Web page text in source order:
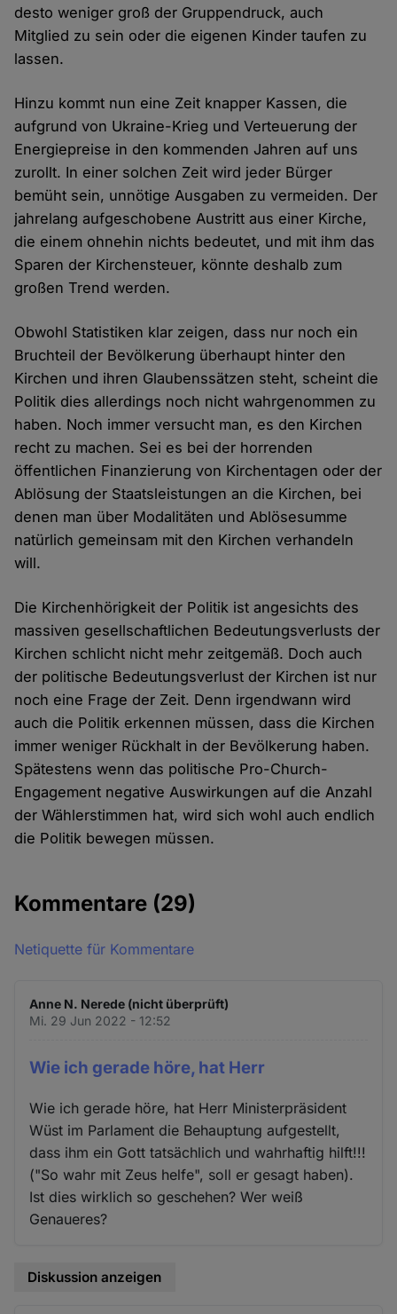
desto weniger groß der Gruppendruck, auch
Mitglied zu sein oder die eigenen Kinder taufen zu
lassen.
Hinzu kommt nun eine Zeit knapper Kassen, die
aufgrund von Ukraine-Krieg und Verteuerung der
Energiepreise in den kommenden Jahren auf uns
zurollt. In einer solchen Zeit wird jeder Bürger
bemüht sein, unnötige Ausgaben zu vermeiden. Der
jahrelang aufgeschobene Austritt aus einer Kirche,
die einem ohnehin nichts bedeutet, und mit ihm das
Sparen der Kirchensteuer, könnte deshalb zum
großen Trend werden.
Obwohl Statistiken klar zeigen, dass nur noch ein
Bruchteil der Bevölkerung überhaupt hinter den
Kirchen und ihren Glaubenssätzen steht, scheint die
Politik dies allerdings noch nicht wahrgenommen zu
haben. Noch immer versucht man, es den Kirchen
recht zu machen. Sei es bei der horrenden
öffentlichen Finanzierung von Kirchentagen oder der
Ablösung der Staatsleistungen an die Kirchen, bei
denen man über Modalitäten und Ablösesumme
natürlich gemeinsam mit den Kirchen verhandeln
will.
Die Kirchenhörigkeit der Politik ist angesichts des
massiven gesellschaftlichen Bedeutungsverlusts der
Kirchen schlicht nicht mehr zeitgemäß. Doch auch
der politische Bedeutungsverlust der Kirchen ist nur
noch eine Frage der Zeit. Denn irgendwann wird
auch die Politik erkennen müssen, dass die Kirchen
immer weniger Rückhalt in der Bevölkerung haben.
Spätestens wenn das politische Pro-Church-
Engagement negative Auswirkungen auf die Anzahl
der Wählerstimmen hat, wird sich wohl auch endlich
die Politik bewegen müssen.
Kommentare (29)
Netiquette für Kommentare
Anne N. Nerede (nicht überprüft)
Mi. 29 Jun 2022 - 12:52
Wie ich gerade höre, hat Herr
Wie ich gerade höre, hat Herr Ministerpräsident
Wüst im Parlament die Behauptung aufgestellt,
dass ihm ein Gott tatsächlich und wahrhaftig hilft!!!
("So wahr mit Zeus helfe", soll er gesagt haben).
Ist dies wirklich so geschehen? Wer weiß
Genaueres?
Diskussion anzeigen